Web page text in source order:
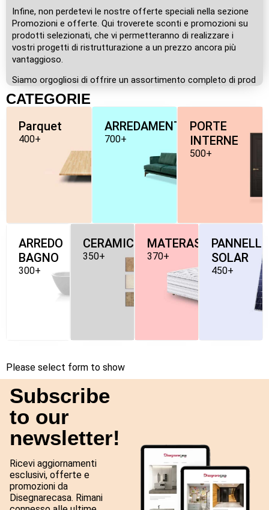
Infine, non perdetevi le nostre offerte speciali nella sezione
Promozioni e offerte. Qui troverete sconti e promozioni su
prodotti selezionati, che vi permetteranno di realizzare i
vostri progetti di ristrutturazione a un prezzo ancora più
vantaggioso.
Siamo orgogliosi di offrire un assortimento completo di prod
CATEGORIE
Parquet
400+
ARREDAMENTO
700+
PORTE
INTERNE
500+
ARREDO
BAGNO
300+
CERAMICHE
350+
MATERASSI
370+
PANNELLI-
SOLAR
450+
Please select form to show
Subscribe
to our
newsletter!
Ricevi aggiornamenti
esclusivi, offerte e
promozioni da
Disegnarecasa. Rimani